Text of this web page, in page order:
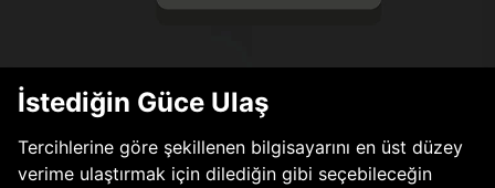
İstediğin Güce Ulaş
Tercihlerine göre şekillenen bilgisayarını en üst düzey
verime ulaştırmak için dilediğin gibi seçebileceğin